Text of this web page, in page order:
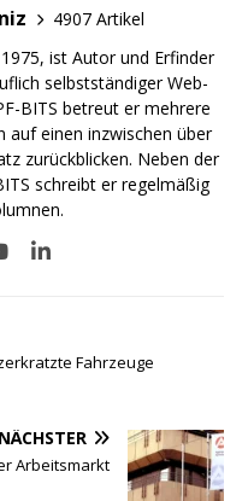
4907 Artikel
ist Autor und Erfinder
selbstständiger Web-
BITS betreut er mehrere
auf einen inzwischen über
zurückblicken. Neben der
schreibt er regelmäßig
Fahrzeuge
NÄCHSTER
Arbeitsmarkt